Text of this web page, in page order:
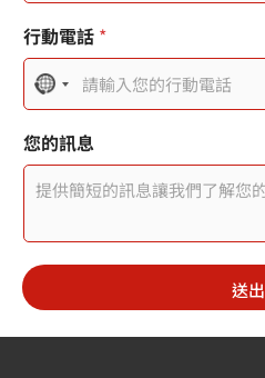
行動電話 *
N
c
o
n
t
r
您的訊息
送出